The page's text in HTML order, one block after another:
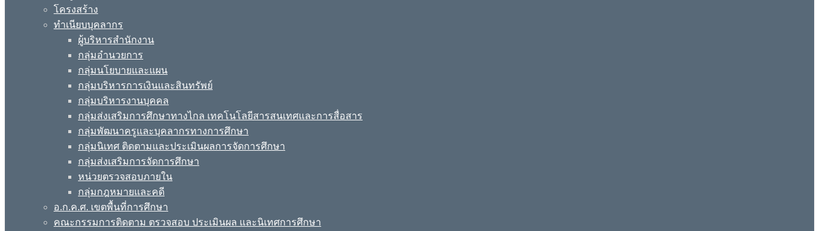
โครงสร้าง
ทำเนียบบุคลากร
ผู้บริหารสำนักงาน
กลุ่มอำนวยการ
กลุ่มนโยบายและแผน
กลุ่มบริหารการเงินและสินทรัพย์
กลุ่มบริหารงานบุคคล
กลุ่มส่งเสริมการศึกษาทางไกล เทคโนโลยีสารสนเทศและการสื่อสาร
กลุ่มพัฒนาครูและบุคลากรทางการศึกษา
กลุ่มนิเทศ ติดตามและประเมินผลการจัดการศึกษา
กลุ่มส่งเสริมการจัดการศึกษา
หน่วยตรวจสอบภายใน
กลุ่มกฎหมายและคดี
อ.ก.ค.ศ. เขตพื้นที่การศึกษา
คณะกรรมการติดตาม ตรวจสอบ ประเมินผล และนิเทศการศึกษา